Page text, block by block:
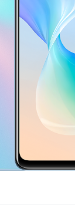
X300 Pro